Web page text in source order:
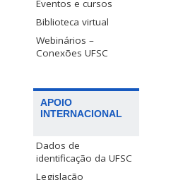
Eventos e cursos
Biblioteca virtual
Webinários –
Conexões UFSC
APOIO
INTERNACIONAL
Dados de
identificação da UFSC
Legislação